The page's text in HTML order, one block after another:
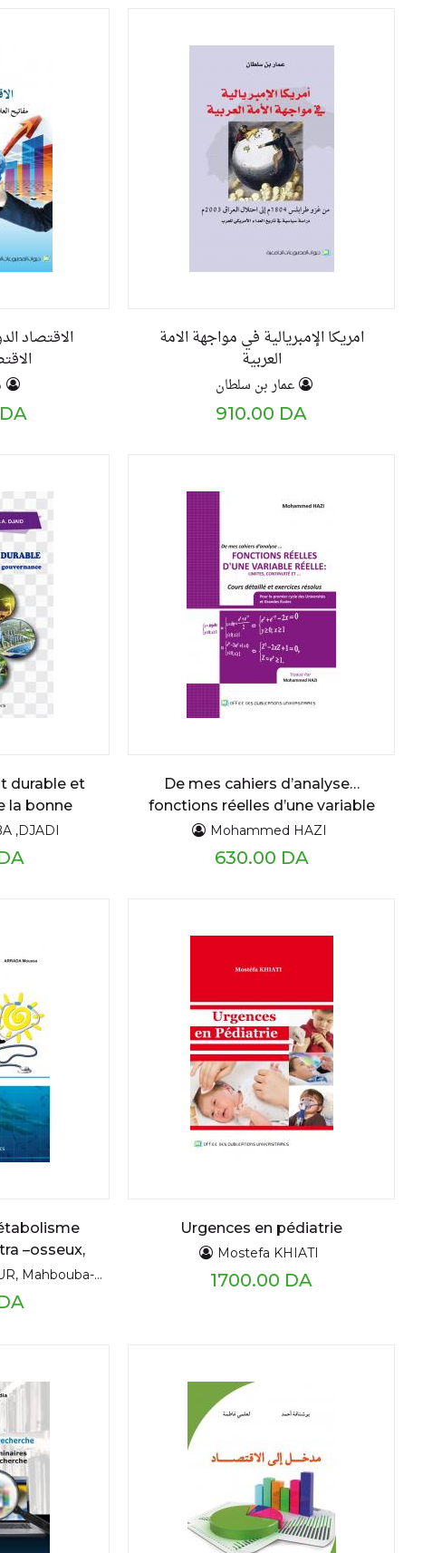
الاقتصاد
امريكا الإمبريالية في مواجهة الامة
العربية
عمار بن سلطان
910.00 DA
durable et
la bonne
,DJADI
De mes cahiers d’analyse…
fonctions réelles d’une variable
réelle : limites, continuité et..
Cours détaillé et exercices
Mohammed HAZI
630.00 DA
–osseux,
ARRADA Mouss
Urgences en pédiatrie
Mostefa KHIATI
1700.00 DA